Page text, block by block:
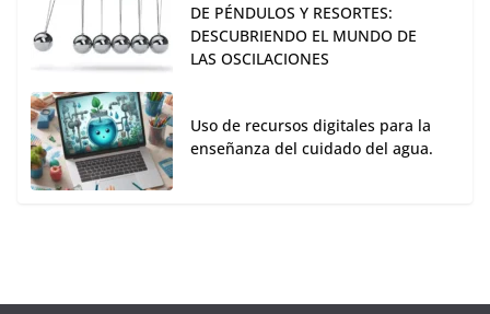
DE PÉNDULOS Y RESORTES:
DESCUBRIENDO EL MUNDO DE
LAS OSCILACIONES
Uso de recursos digitales para la
enseñanza del cuidado del agua.